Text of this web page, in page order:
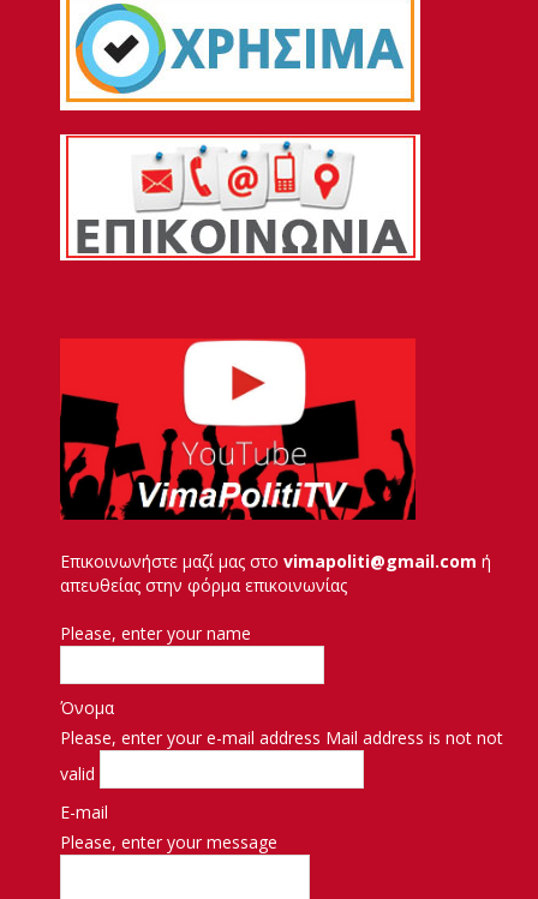
Επικοινωνήστε μαζί μας στο vimapoliti@gmail.com ή
απευθείας στην φόρμα επικοινωνίας
Please, enter your name
Όνομα
Please, enter your e-mail address Mail address is not not
valid
E-mail
Please, enter your message